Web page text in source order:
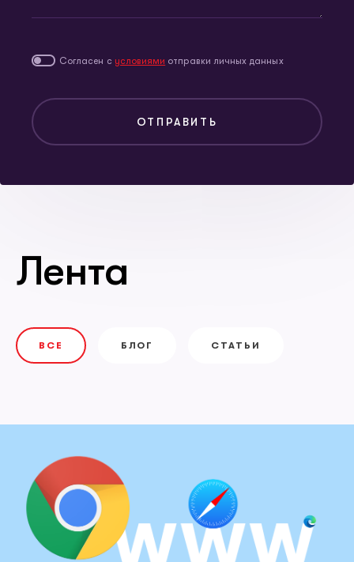
Согласен с условиями отправки личных данных
ОТПРАВИТЬ
Лента
ВСЕ БЛОГ СТАТЬИ